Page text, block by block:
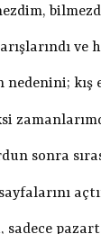
ve
nedenini; kış
sonra